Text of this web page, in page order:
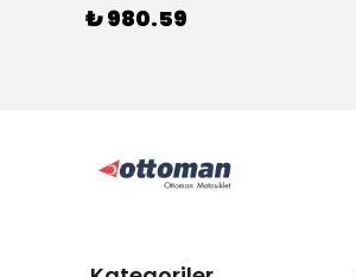
₺ 980.59